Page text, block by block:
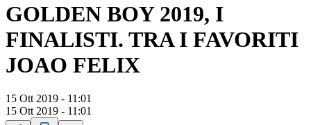
GOLDEN BOY 2019, I
FINALISTI. TRA I FAVORITI
JOAO FELIX
15 Ott 2019 - 11:01
15 Ott 2019 - 11:01